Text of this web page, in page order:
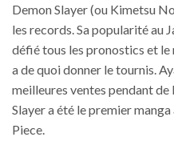
Demon Slayer (ou Kimetsu
les records. Sa popularité au
défié tous les pronostics et le
a de quoi donner le tournis.
meilleures ventes pendant de
Slayer a été le premier
Piece.